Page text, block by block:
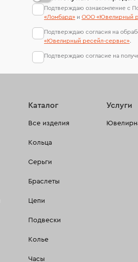
Подтверждаю ознакомление с
«Ломбард» и ООО «Ювелирный
Подтверждаю согласия на
«Ювелирный ресейл-сервиc».
Подтверждаю согласие на
Каталог
Все изделия
Кольца
Серьги
Браслеты
Цепи
Подвески
Колье
Часы
Услуги